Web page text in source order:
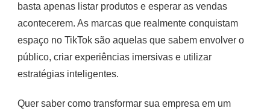
basta apenas listar produtos e esperar as vendas
acontecerem. As marcas que realmente conquistam
espaço no TikTok são aquelas que sabem envolver o
público, criar experiências imersivas e utilizar
estratégias inteligentes.
Quer saber como transformar sua empresa em um